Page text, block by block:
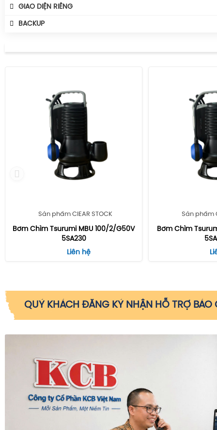
GIAO DIỆN RIÊNG
BACKUP
Test Module
Sản phẩm ClEAR STOCK
Bơm Chìm Tsurumi MBU 100/2/G50V
5SA230
Liên hệ
Sản phẩm
Bơm Chìm
QUÝ KHÁCH ĐĂNG KÝ NHẬN HỖ TRỢ BÁO